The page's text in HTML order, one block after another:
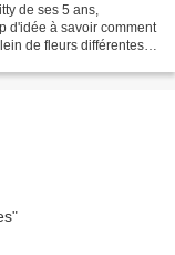
de ses 5 ans,
d'idée à savoir comment
de fleurs différentes